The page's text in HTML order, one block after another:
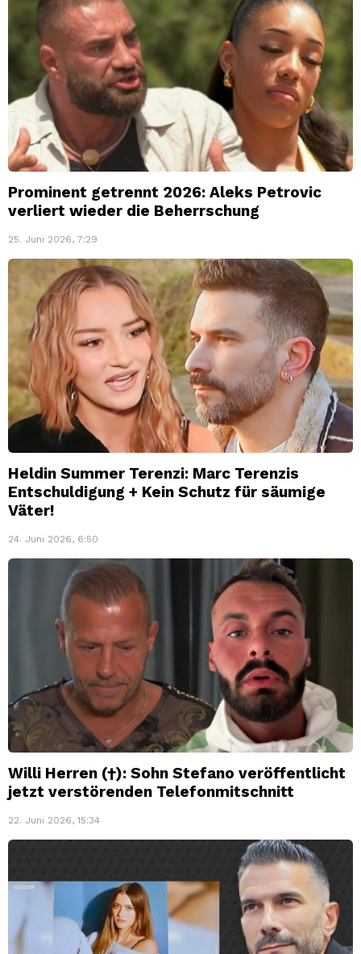
Prominent getrennt 2026: Aleks Petrovic
verliert wieder die Beherrschung
25. Juni 2026, 7:29
Heldin Summer Terenzi: Marc Terenzis
Entschuldigung + Kein Schutz für säumige
Väter!
24. Juni 2026, 6:50
Willi Herren (†): Sohn Stefano veröffentlicht
jetzt verstörenden Telefonmitschnitt
22. Juni 2026, 15:34